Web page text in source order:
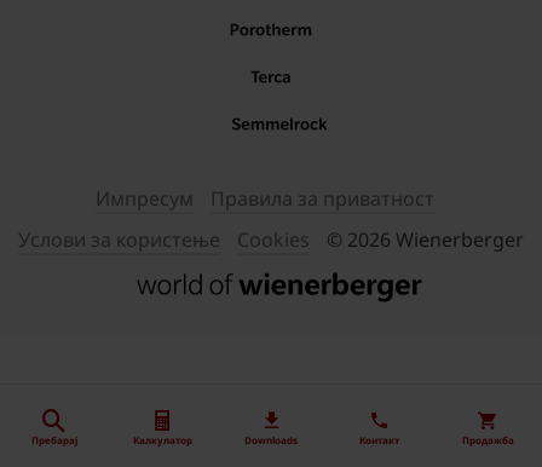
Пребарај Калкулатор Downloads Контакт Продажба
Импресум
Правила за приватност
Услови за користење
Cookies © 2026 Wienerberger